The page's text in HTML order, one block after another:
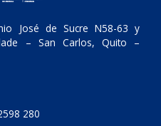
José de Sucre N58-63 y
– San Carlos, Quito –
280